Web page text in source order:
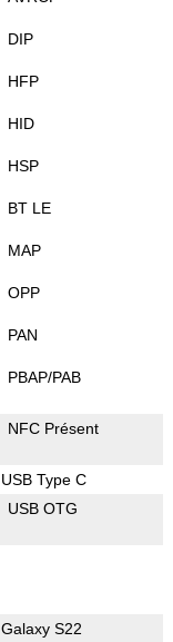
DIP
HFP
HID
HSP
BT LE
MAP
OPP
PAN
PBAP/PAB
NFC Présent
USB Type C
USB OTG
Galaxy S22